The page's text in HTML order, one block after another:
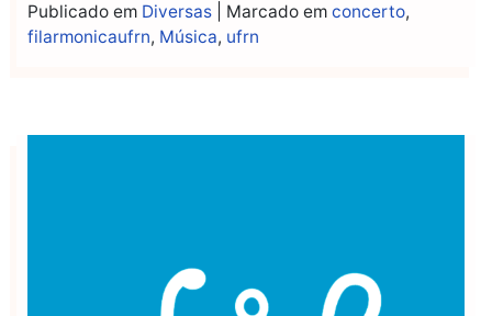
Publicado em Diversas Marcado em concerto,
filarmonicaufrn, Música, ufrn